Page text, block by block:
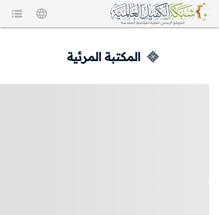
المكتبة المرئية